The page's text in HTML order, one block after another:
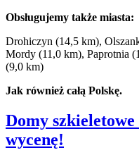
Obsługujemy także miasta:
Drohiczyn (14,5 km),
Mordy (11,0 km), Paprotnia
(9,0 km)
Jak również całą Polskę.
Domy
wycenę!